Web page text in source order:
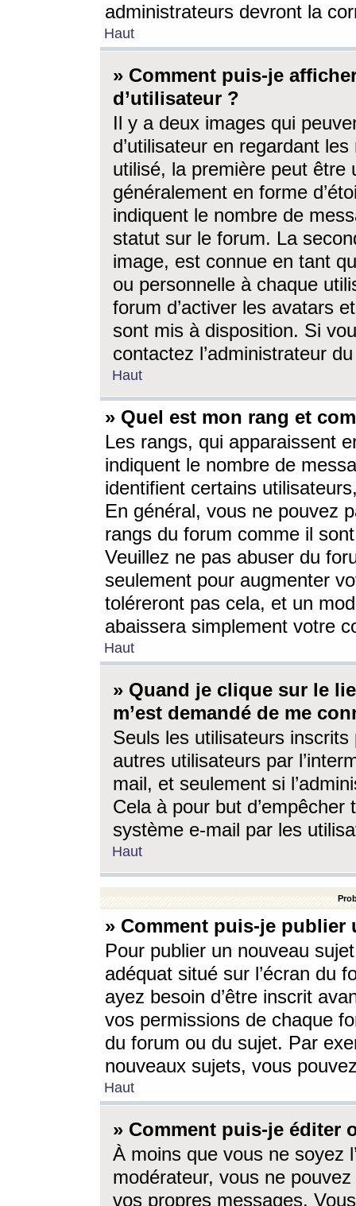
administrateurs devront la
Haut
» Comment puis-je
d’utilisateur ?
Il y a deux images qui
d’utilisateur en regardant
utilisé, la première peut être
généralement en forme
indiquent le nombre de
statut sur le forum. La
image, est connue en tant
ou personnelle à chaque
forum d’activer les avatars
sont mis à disposition. Si
contactez l’administrateur
Haut
» Quel est mon rang et
Les rangs, qui apparaissent
indiquent le nombre de
identifient certains
En général, vous ne pouvez
rangs du forum comme il
Veuillez ne pas abuser du
seulement pour augmenter
toléreront pas cela, et un
abaissera simplement votre
Haut
» Quand je clique sur le
m’est demandé de me
Seuls les utilisateurs
autres utilisateurs par
mail, et seulement si
Cela à pour but
système e-mail par les
Haut
» Comment puis-je
Pour publier un nouveau
adéquat situé sur l’écran du
ayez besoin d’être inscrit
vos permissions de chaque
du forum ou du sujet. Par
nouveaux sujets, vous
Haut
» Comment puis-je éditer
À moins que vous ne soyez
modérateur, vous ne
vos propres messages.